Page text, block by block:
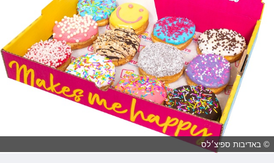
© באדיבות ספיצ׳לס